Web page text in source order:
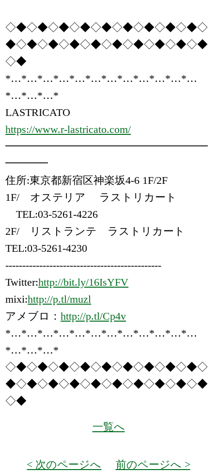
◇◆◇◆◇◆◇◆◇◆◇◆◇◆◇◆◇◆◇
◆◇◆◇◆◇◆◇◆◇◆◇◆◇◆◇◆◇◆
◇◆
*…*…*…*…*…*…*…*…*…*…*…*…
*…*…*…*
LASTRICATO
https://www.r-lastricato.com/
━━━━━━━━━━━━━━━━━━━
━━━━
住所:東京都新宿区神楽坂4-6 1F/2F
1F/ オステリア ラストリカート
TEL:03-5261-4226
2F/ リストランテ ラストリカート
TEL:03-5261-4230
----------------------------------------------
Twitter:http://bit.ly/16IsYFV
mixi:http://p.tl/muzl
アメブロ：http://p.tl/Cp4v
*…*…*…*…*…*…*…*…*…*…*…*…
*…*…*…*
◇◆◇◆◇◆◇◆◇◆◇◆◇◆◇◆◇◆◇
◆◇◆◇◆◇◆◇◆◇◆◇◆◇◆◇◆◇◆
◇◆
一覧へ
< 次のページへ 前のページへ >